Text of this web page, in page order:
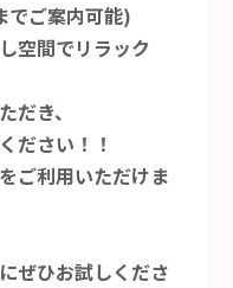
ご案内可能)
空間でリラック
だき、
ださい！！
ご利用いただけま
ぜひお試しくださ